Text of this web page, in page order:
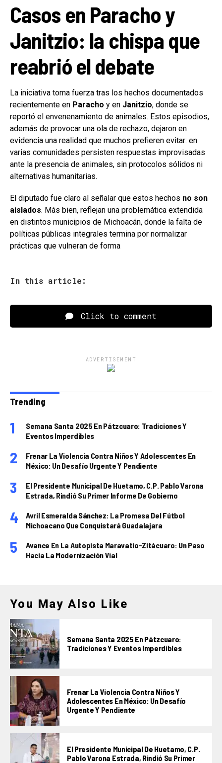
Casos en Paracho y
Janitzio: la chispa que
reabrió el debate
La iniciativa toma fuerza tras los hechos documentados
recientemente en Paracho y en Janitzio, donde se
reportó el envenenamiento de animales. Estos episodios,
además de provocar una ola de rechazo, dejaron en
evidencia una realidad que muchos prefieren evitar: en
varias comunidades persisten respuestas improvisadas
ante la presencia de animales, sin protocolos sólidos ni
alternativas humanitarias.
El diputado fue claro al señalar que estos hechos no son
aislados. Más bien, reflejan una problemática extendida
en distintos municipios de Michoacán, donde la falta de
políticas públicas integrales termina por normalizar
prácticas que vulneran de forma
In this article:
Click to comment
ADVERTISEMENT
Trending
Semana Santa 2025 En Pátzcuaro: Tradiciones Y
Eventos Imperdibles
Frenar La Violencia Contra Niños Y Adolescentes En
México: Un Desafío Urgente Y Pendiente
El Presidente Municipal De Huetamo, C.P. Pablo Varona
Estrada, Rindió Su Primer Informe De Gobierno
Avril Esmeralda Sánchez: La Promesa Del Fútbol
Michoacano Que Conquistará Guadalajara
Avance En La Autopista Maravatío-Zitácuaro: Un Paso
Hacia La Modernización Vial
You May Also Like
Semana Santa 2025 En Pátzcuaro:
Tradiciones Y Eventos Imperdibles
Frenar La Violencia Contra Niños Y
Adolescentes En México: Un Desafío
Urgente Y Pendiente
El Presidente Municipal De Huetamo, C.P.
Pablo Varona Estrada, Rindió Su Primer